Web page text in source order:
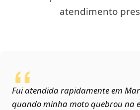
atendimento
Fui atendida rapidamente em
quando minha moto quebrou na